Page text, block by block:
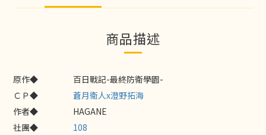
商品描述
原作◆
百日戰記-最終防衛學園-
ＣＰ◆
蒼月衛人x澄野拓海
作者◆
HAGANE
社團◆
108